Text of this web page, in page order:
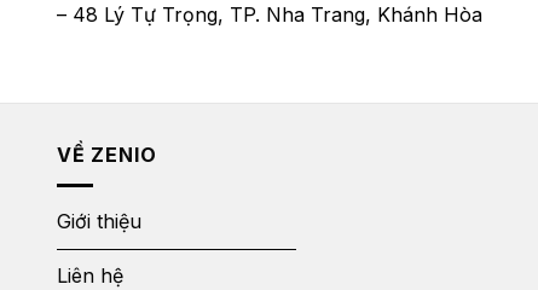
– 48 Lý Tự Trọng, TP. Nha Trang, Khánh Hòa
VỀ ZENIO
Giới thiệu
Liên hệ